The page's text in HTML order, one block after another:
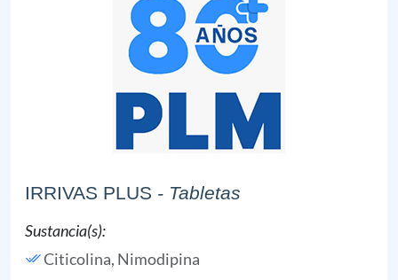
IRRIVAS PLUS - Tabletas
Sustancia(s):
Citicolina, Nimodipina